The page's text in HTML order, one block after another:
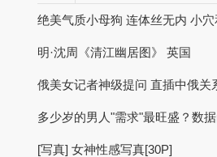
绝美气质小母狗 连体丝无内 小
明·沈周《清江幽居图》 英国
俄美女记者神级提问 直插中俄关
多少岁的男人"需求"最旺盛？数
[写真] 女神性感写真[30P]